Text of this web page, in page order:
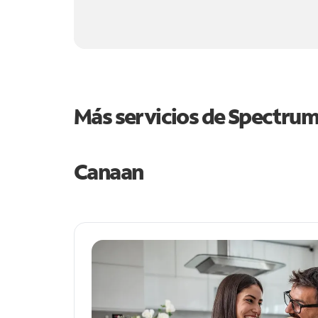
Más servicios de
Canaan